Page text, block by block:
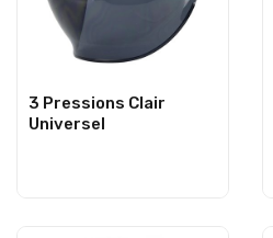
3 Pressions Clair
Universel